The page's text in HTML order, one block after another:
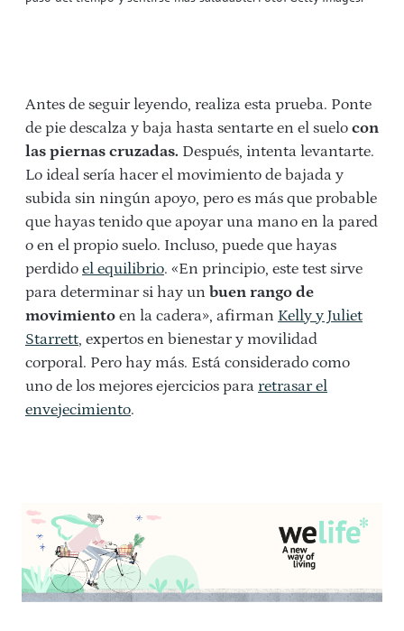
Antes de seguir leyendo, realiza esta prueba. Ponte
de pie descalza y baja hasta sentarte en el suelo con
las piernas cruzadas. Después, intenta levantarte.
Lo ideal sería hacer el movimiento de bajada y
subida sin ningún apoyo, pero es más que probable
que hayas tenido que apoyar una mano en la pared
o en el propio suelo. Incluso, puede que hayas
perdido el equilibrio. «En principio, este test sirve
para determinar si hay un buen rango de
movimiento en la cadera», afirman Kelly y Juliet
Starrett, expertos en bienestar y movilidad
corporal. Pero hay más. Está considerado como
uno de los mejores ejercicios para retrasar el
envejecimiento.